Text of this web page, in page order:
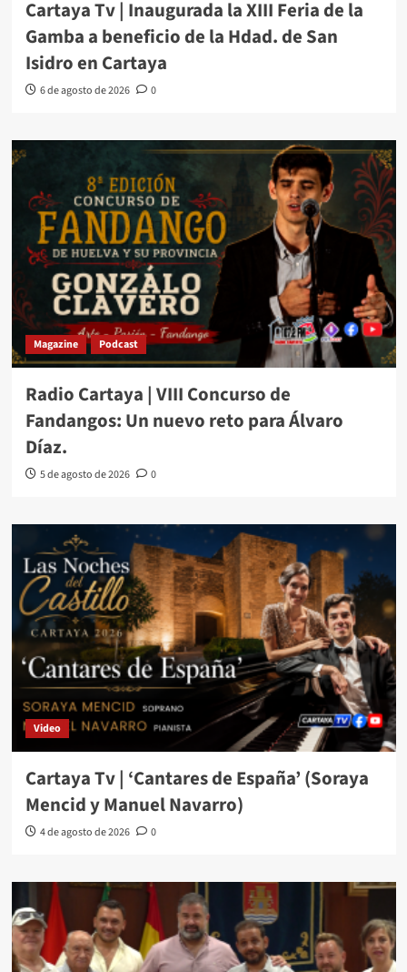
Cartaya Tv | Inaugurada la XIII Feria de la
Gamba a beneficio de la Hdad. de San
Isidro en Cartaya
6 de agosto de 2026 0
Magazine Podcast
Radio Cartaya | VIII Concurso de
Fandangos: Un nuevo reto para Álvaro
Díaz.
5 de agosto de 2026 0
Video
Cartaya Tv | ‘Cantares de España’ (Soraya
Mencid y Manuel Navarro)
4 de agosto de 2026 0